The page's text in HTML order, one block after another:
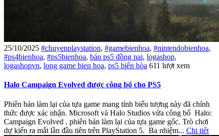
25/10/2025 #chuyenplaystation, #gamebienhoa, #nintendobienhoa,
#ps4bienhoa, #ps5bienhoa, bán ps5 đồng nai, logashop,
logashopvn, long game bien hoa, ps5 biên hòa 611 lượt xem
Halo Campaign Evolved được công bố cho PS5
Phiên bản làm lại của tựa game mang tính biểu tượng này đã chính
thức được xác nhận. Microsoft và Halo Studios vừa công bố Halo:
Campaign Evolved , phiên bản làm lại của tựa game gốc. Trò chơi
dự kiến ​​ra mắt lần đầu tiên trên PlayStation 5. Ba nhiệm... Chi tiết